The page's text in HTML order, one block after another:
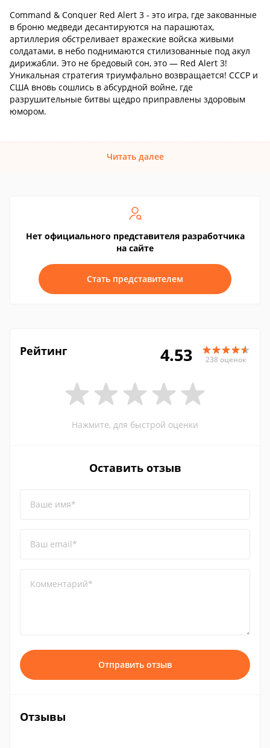
Command & Conquer Red Alert 3 - это игра, где закованные
в броню медведи десантируются на парашютах,
артиллерия обстреливает вражеские войска живыми
солдатами, в небо поднимаются стилизованные под акул
дирижабли. Это не бредовый сон, это — Red Alert 3!
Уникальная стратегия триумфально возвращается! СССР и
США вновь сошлись в абсурдной войне, где
разрушительные битвы щедро приправлены здоровым
юмором.
Читать далее
Нет официального представителя разработчика
на сайте
Стать представителем
Рейтинг 4.53 238 оценок
Нажмите, для быстрой оценки
Оставить отзыв
Ваше имя*
Ваш email*
Комментарий*
Отправить отзыв
Отзывы